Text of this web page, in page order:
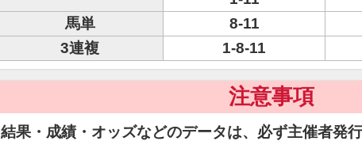
馬単
8-11
3連複
1-8-11
注意事項
結果・成績・オッズなどのデータは、必ず主催者発